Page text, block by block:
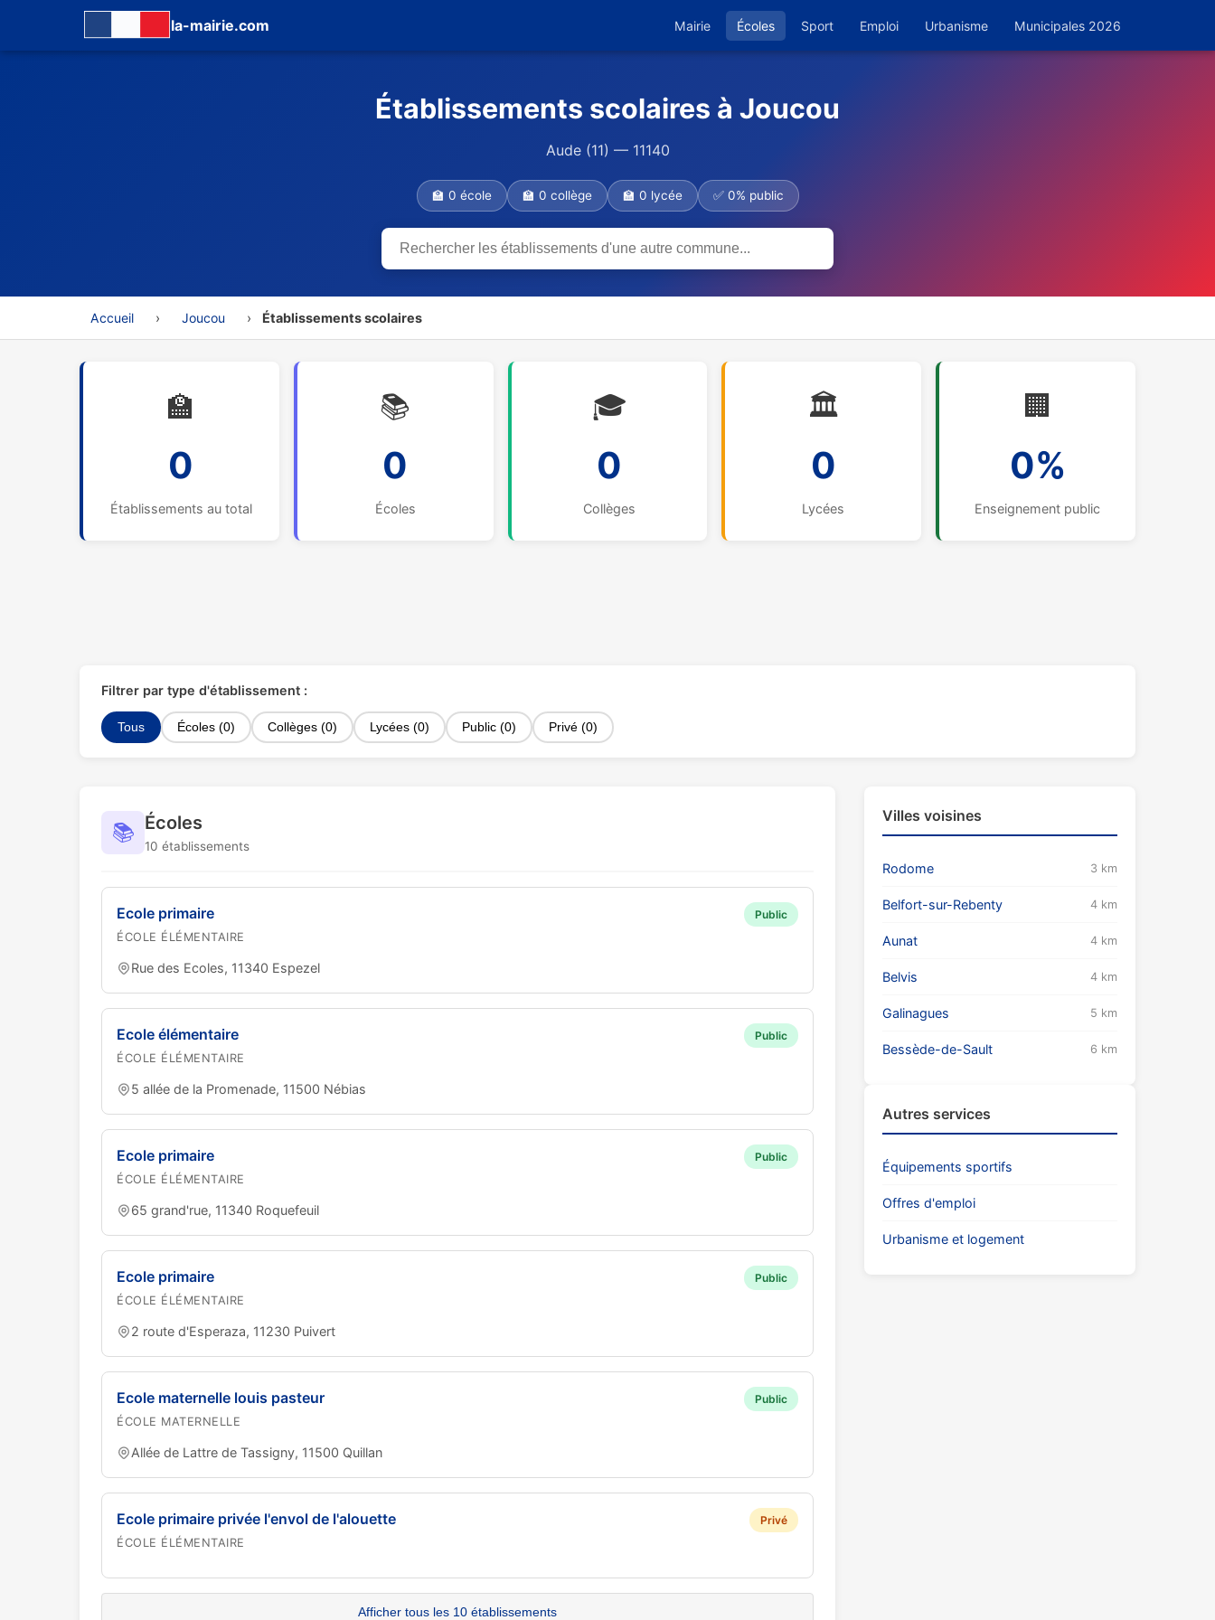
la-mairie.com Mairie Écoles Sport Emploi Urbanisme Municipales 2026
Établissements scolaires à Joucou
Aude (11) — 11140
🏫 0 école 🏫 0 collège 🏫 0 lycée ✅ 0% public
Accueil › Joucou › Établissements scolaires
🏫
0
Établissements au total
📚
0
Écoles
🎓
0
Collèges
🏛️
0
Lycées
🏢
0%
Enseignement public
Filtrer par type d'établissement :
Tous Écoles (0) Collèges (0) Lycées (0) Public (0) Privé (0)
📚 Écoles
10 établissements
Ecole primaire
ÉCOLE ÉLÉMENTAIRE
Public
Rue des Ecoles, 11340 Espezel
Ecole élémentaire
ÉCOLE ÉLÉMENTAIRE
Public
5 allée de la Promenade, 11500 Nébias
Ecole primaire
ÉCOLE ÉLÉMENTAIRE
Public
65 grand'rue, 11340 Roquefeuil
Ecole primaire
ÉCOLE ÉLÉMENTAIRE
Public
2 route d'Esperaza, 11230 Puivert
Ecole maternelle louis pasteur
ÉCOLE MATERNELLE
Public
Allée de Lattre de Tassigny, 11500 Quillan
Ecole primaire privée l'envol de l'alouette
ÉCOLE ÉLÉMENTAIRE
Privé
Afficher tous les 10 établissements
Villes voisines
Rodome 3 km
Belfort-sur-Rebenty 4 km
Aunat 4 km
Belvis 4 km
Galinagues 5 km
Bessède-de-Sault 6 km
Autres services
Équipements sportifs
Offres d'emploi
Urbanisme et logement